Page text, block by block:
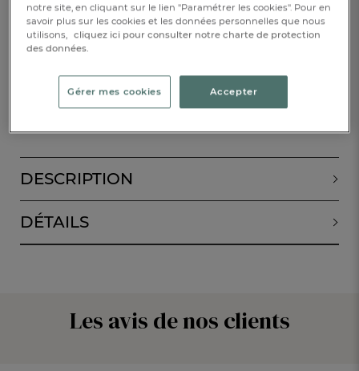
Epuisé
ALERTE DE RETOUR EN STOCK
DESCRIPTION
DÉTAILS
Les avis de nos clients
notre site, en cliquant sur le lien "Paramétrer les cookies". Pour en
savoir plus sur les cookies et les données personnelles que nous
utilisons,
cliquez ici pour consulter notre charte de protection
des données.
Gérer mes cookies Accepter